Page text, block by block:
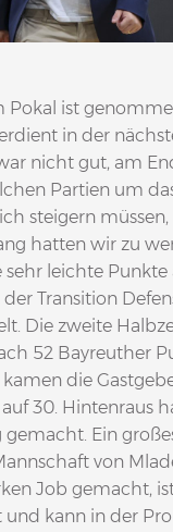
Pokal ist
in der
nicht gut, am
Partien um
steigern müssen,
hatten wir zu
leichte Punkte
Transition
Die zweite
52 Bayreuther
die
30. Hintenraus
gemacht. Ein
von
Job gemacht,
kann in der